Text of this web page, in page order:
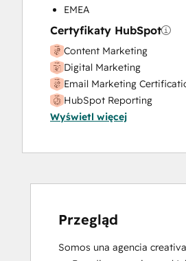
EMEA
Certyfikaty HubSpot
Content Marketing
Digital Marketing
Email Marketing
HubSpot Reporting
HubSpot Solutions Partner
Inbound Sales
Social Media Marketing
Wyświetl więcej
Przegląd
Somos una agencia